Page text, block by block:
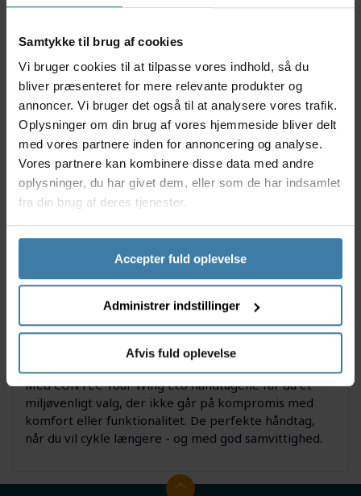
Samtykke til brug af cookies
Vi bruger cookies til at tilpasse vores indhold, så du
bliver præsenteret for mere relevante produkter og
annoncer. Vi bruger det også til at analysere vores trafik.
Oplysninger om din brug af vores hjemmeside bliver delt
med vores partnere inden for annoncering og analyse.
Vores partnere kan kombinere disse data med andre
oplysninger, du har givet dem, eller som de har indsamlet
fra din brug af deres tjenester.
Accepter fuld oplevelse
Administrer indstillinger
Afvis fuld oplevelse
pendling eller længere cykelture.
Nyttige facts
Ergonomisk form for øget komfort og støtte
Bæredygtigt design og materialevalg
Skridsikre overflader for et sikkert greb
Let at montere på de fleste styr
Velegnet til både by-, trekking- og touringcykler
Anvendelse
CONTEC Tour Wing Eco håndtagene er til dig, der
værdsætter en komfortabel og sikker cykeloplevelse
på længere eventyr. De ergonomiske håndtag
tilpasser sig naturligt hånden, hvilket gør dem
perfekte til både nybegyndere og erfarne cyklister,
turen.
Med CONTEC Tour Wing Eco håndtagene får du et
miljøvenligt valg, der ikke går på kompromis med
komfort eller funktionalitet. De perfekte håndtag,
når du vil cykle længere - og med god samvittighed.